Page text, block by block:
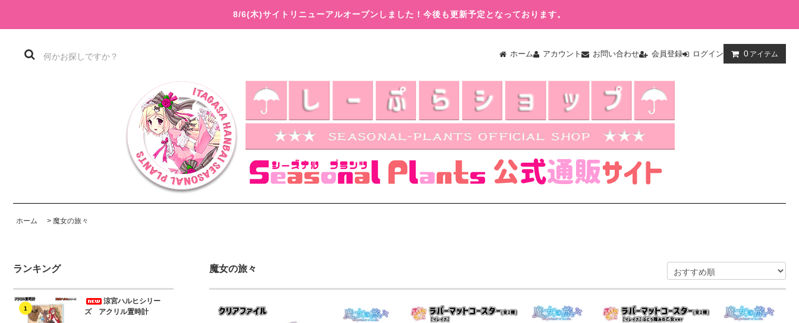
8/6(木)サイトリニューアルオープンしました！今後も更新予定となっております。
ホーム アカウント お問い合わせ 会員登録 ログイン 0 アイテム
ホーム > 魔女の旅々
ランキング
1
涼宮ハルヒシリー
ズ アクリル置時計
魔女の旅々